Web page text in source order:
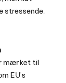
stressende.
mærket til
EU’s